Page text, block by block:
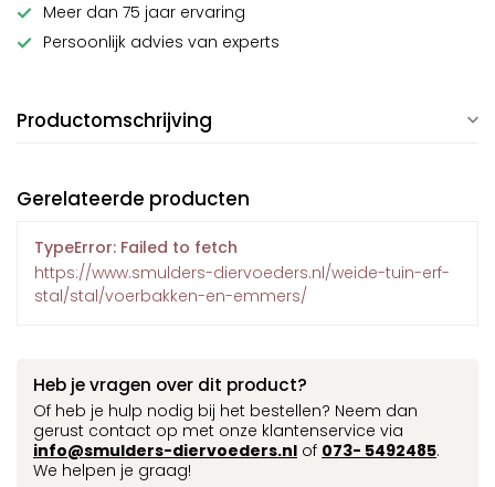
Meer dan 75 jaar ervaring
Persoonlijk advies van experts
Productomschrijving
Gerelateerde producten
TypeError: Failed to fetch
https://www.smulders-diervoeders.nl/weide-tuin-erf-
stal/stal/voerbakken-en-emmers/
Heb je vragen over dit product?
Of heb je hulp nodig bij het bestellen? Neem dan
gerust contact op met onze klantenservice via
info@smulders-diervoeders.nl of 073- 5492485.
We helpen je graag!